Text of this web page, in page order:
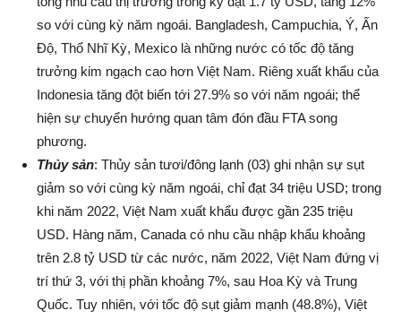
so với cùng kỳ năm ngoái. Bangladesh, Campuchia, Ý, Ấn
Độ, Thổ Nhĩ Kỳ, Mexico là những nước có tốc độ tăng
trưởng kim ngạch cao hơn Việt Nam. Riêng xuất khẩu của
Indonesia tăng đột biến tới 27.9% so với năm ngoái; thể
hiện sự chuyển hướng quan tâm đón đầu FTA song
phương.
Thủy sản: Thủy sản tươi/đông lạnh (03) ghi nhận sự sụt
giảm so với cùng kỳ năm ngoái, chỉ đạt 34 triệu USD; trong
khi năm 2022, Việt Nam xuất khẩu được gần 235 triệu
USD. Hàng năm, Canada có nhu cầu nhập khẩu khoảng
trên 2.8 tỷ USD từ các nước, năm 2022, Việt Nam đứng vị
trí thứ 3, với thị phần khoảng 7%, sau Hoa Kỳ và Trung
Quốc. Tuy nhiên, với tốc độ sụt giảm mạnh (48.8%), Việt